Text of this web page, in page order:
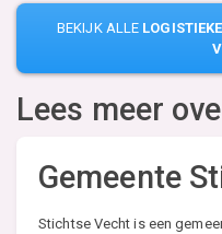
BEKIJK ALLE
Lees meer
Gemeente
Stichtse Vecht is een